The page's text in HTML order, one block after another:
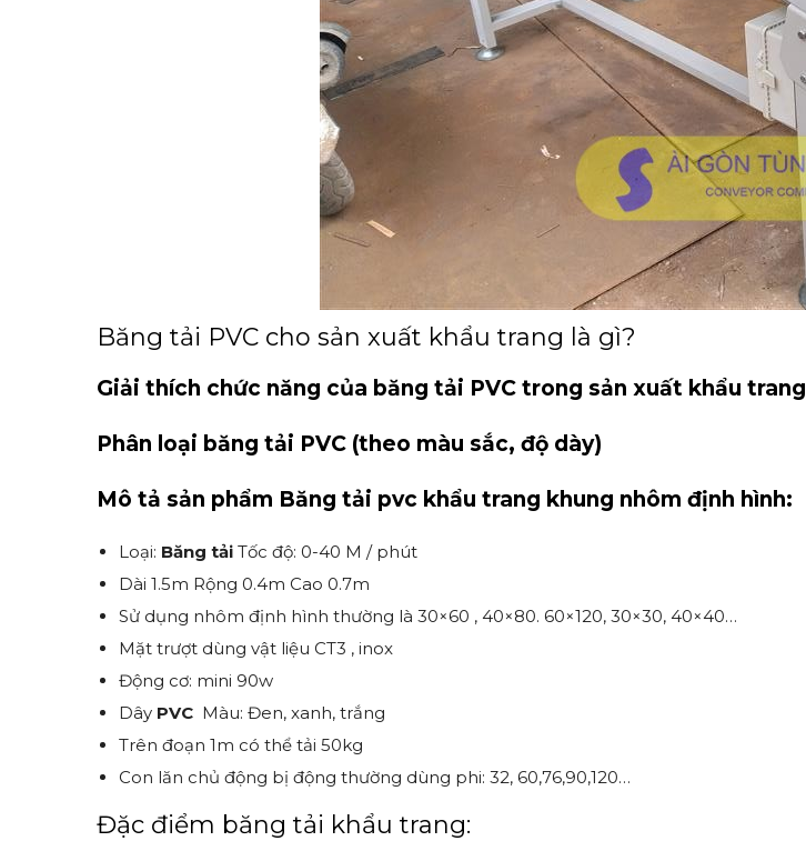
Băng tải PVC cho sản xuất khẩu trang là gì?
Giải thích chức năng của băng tải PVC trong sản xuất khẩu trang
Phân loại băng tải PVC (theo màu sắc, độ dày)
Mô tả sản phẩm Băng tải pvc khẩu trang khung nhôm định hình:
Loại: Băng tải Tốc độ: 0-40 M / phút
Dài 1.5m Rộng 0.4m Cao 0.7m
Sử dụng nhôm định hình thường là 30×60 , 40×80. 60×120, 30×30, 40×40…
Mặt trượt dùng vật liệu CT3 , inox
Động cơ: mini 90w
Dây PVC Màu: Đen, xanh, trắng
Trên đoạn 1m có thể tải 50kg
Con lăn chủ động bị động thường dùng phi: 32, 60,76,90,120…
Đặc điểm băng tải khẩu trang: